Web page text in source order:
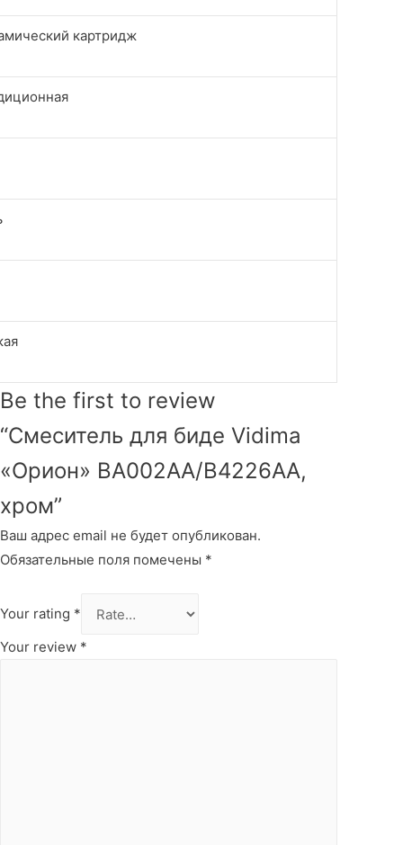
картридж
Be the first to review
“Смеситель для биде Vidima
«Орион» ВА002АА/В4226АА,
хром”
Ваш адрес email не будет опубликован.
Обязательные поля помечены *
Your rating *
Your review *